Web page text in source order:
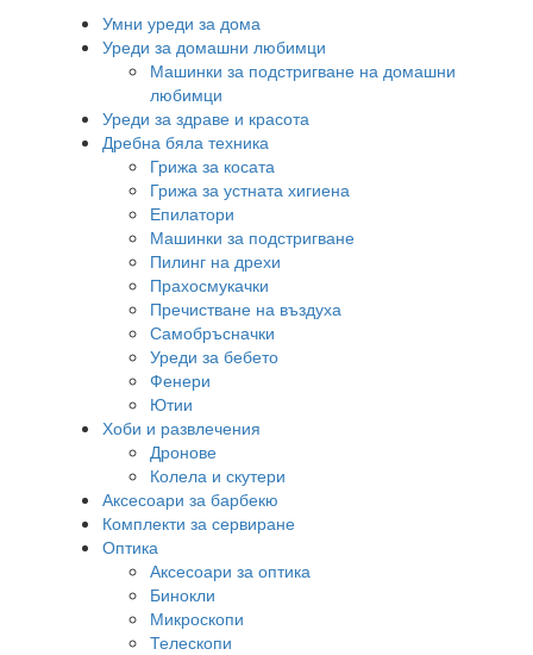
Умни уреди за дома
Уреди за домашни любимци
Машинки за подстригване на домашни
любимци
Уреди за здраве и красота
Дребна бяла техника
Грижа за косата
Грижа за устната хигиена
Епилатори
Машинки за подстригване
Пилинг на дрехи
Прахосмукачки
Пречистване на въздуха
Самобръсначки
Уреди за бебето
Фенери
Ютии
Хоби и развлечения
Дронове
Колела и скутери
Аксесоари за барбекю
Комплекти за сервиране
Оптика
Аксесоари за оптика
Бинокли
Микроскопи
Телескопи